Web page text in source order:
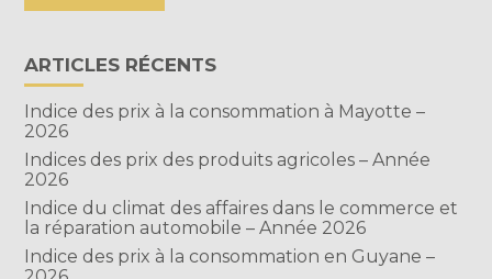
ARTICLES RÉCENTS
Indice des prix à la consommation à Mayotte –
2026
Indices des prix des produits agricoles – Année
2026
Indice du climat des affaires dans le commerce et
la réparation automobile – Année 2026
Indice des prix à la consommation en Guyane –